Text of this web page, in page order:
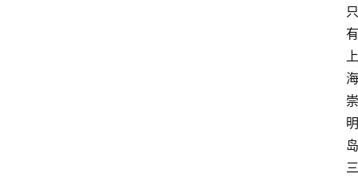
只
有
上
海
崇
明
岛
三